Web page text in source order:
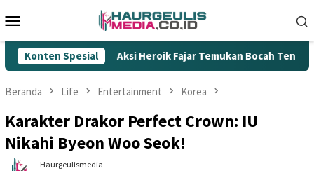
ke
Mobile
Konten Spesial
Aksi Heroik Fajar Temukan Bocah Tenggelam di Embung
Beranda Life Entertainment Korea
Karakter Drakor Perfect Crown: IU
Nikahi Byeon Woo Seok!
Haurgeulismedia